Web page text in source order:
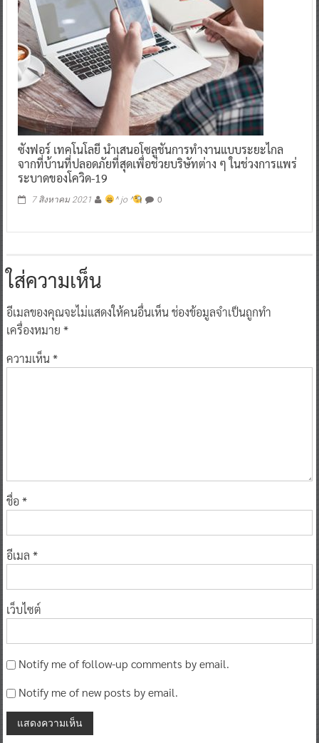
ซังฟอร์ เทคโนโลยี นำเสนอโซลูชันการทำงานแบบระยะไกล
จากที่บ้านที่ปลอดภัยที่สุดเพื่อช่วยบริษัทต่าง ๆ ในช่วงการแพร่
ระบาดของโควิด-19
7 สิงหาคม 2021 ^ jo ^ 0
ใส่ความเห็น
อีเมลของคุณจะไม่แสดงให้คนอื่นเห็นช่องข้อมูลจำเป็นถูกทำ
เครื่องหมาย *
ความเห็น*
ชื่อ *
อีเมล *
เว็บไซต์
Notify me of follow-up comments by email.
Notify me of new posts by email.